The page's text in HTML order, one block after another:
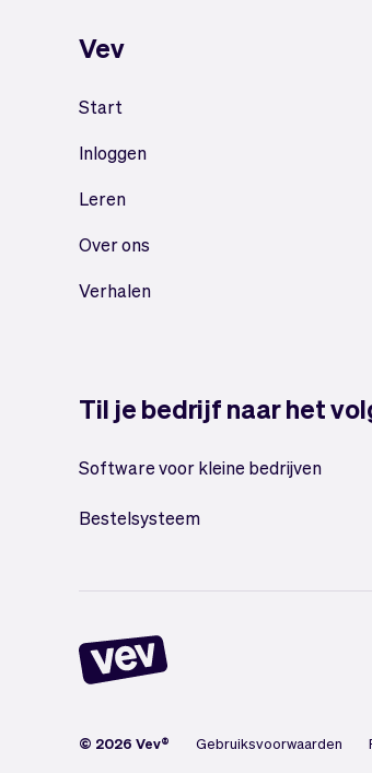
Vev
Start
Inloggen
Leren
Over ons
Verhalen
Til je bedrijf naar het
Software voor kleine bedrijven
Bestelsysteem
© 2026 Vev® Gebruiksvoorwaarden